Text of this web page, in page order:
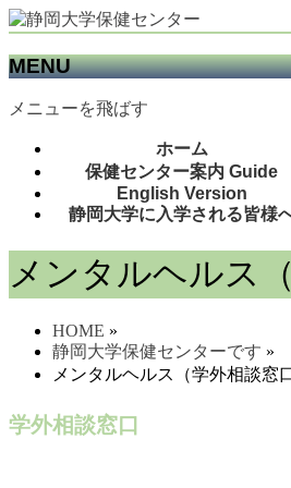
MENU
メニューを飛ばす
ホーム
保健センター案内 Guide
English Version
静岡大学に入学される皆様
メンタルヘル
HOME »
静岡大学保健センターです »
メンタルヘルス（学外相談
学外相談窓口